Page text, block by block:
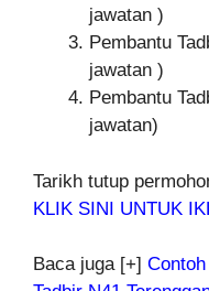
jawatan )
Pembantu
jawatan )
Pembantu
jawatan)
Tarikh tutup
KLIK SINI UNTUK
Baca juga [+]